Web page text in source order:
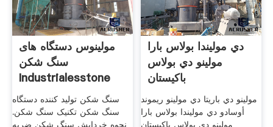
مولینوس دستگاه های
سنگ شکن
Industrialesstone
سنگ شکن تولید کننده دستگاه
سنگ شکن تکنیک سنگ شکن.
نحوه خردایش سنگ شکن ضربه
دي موليندا بولاس بارا
مولينو دي بولاس
باكيستان
مولينو دي باريتا دي مولينو ريموند
أوسادو دي موليندا بولاس بارا
مولينو دي بولاس باكيستان